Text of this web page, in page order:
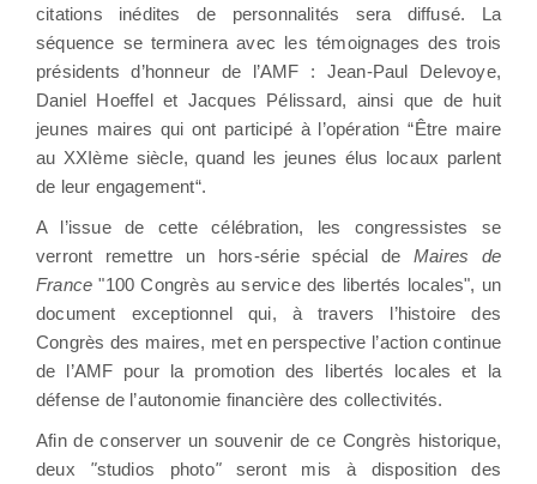
citations inédites de personnalités sera diffusé. La
séquence se terminera avec les témoignages des trois
présidents d’honneur de l’AMF : Jean-Paul Delevoye,
Daniel Hoeffel et Jacques Pélissard, ainsi que de huit
jeunes maires qui ont participé à l’opération “Être maire
au XXIème siècle, quand les jeunes élus locaux parlent
de leur engagement“.
A l’issue de cette célébration, les congressistes se
verront remettre un hors-série spécial de Maires de
France "100 Congrès au service des libertés locales", un
document exceptionnel qui, à travers l’histoire des
Congrès des maires, met en perspective l’action continue
de l’AMF pour la promotion des libertés locales et la
défense de l’autonomie financière des collectivités.
Afin de conserver un souvenir de ce Congrès historique,
deux "studios photo"seront mis à disposition des